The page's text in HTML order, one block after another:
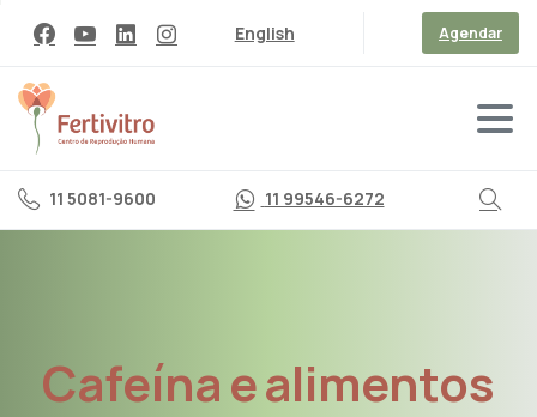
English Agendar
11 5081-9600 11 99546-6272
Cafeínaealimentos